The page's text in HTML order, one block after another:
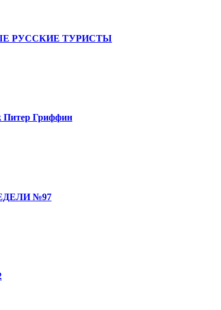
РУССКИЕ ТУРИСТЫ
Питер Гриффин
№97